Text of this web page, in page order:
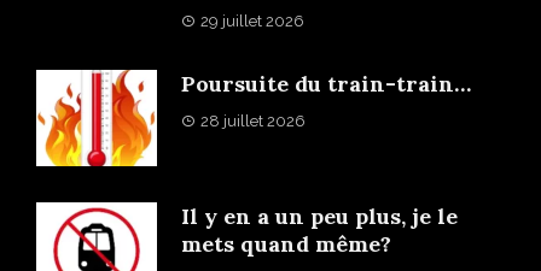
29 juillet 2026
Poursuite du train-train…
28 juillet 2026
Il y en a un peu plus, je le
mets quand même?